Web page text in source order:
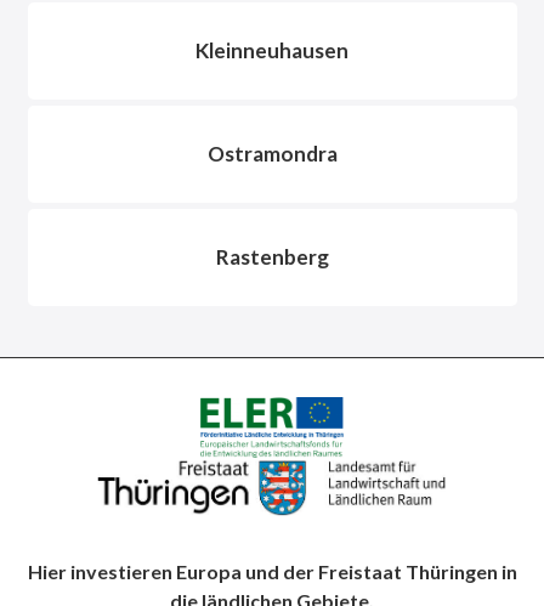
Kleinneuhausen
Ostramondra
Rastenberg
Hier investieren Europa und der Freistaat Thüringen in
die ländlichen Gebiete.